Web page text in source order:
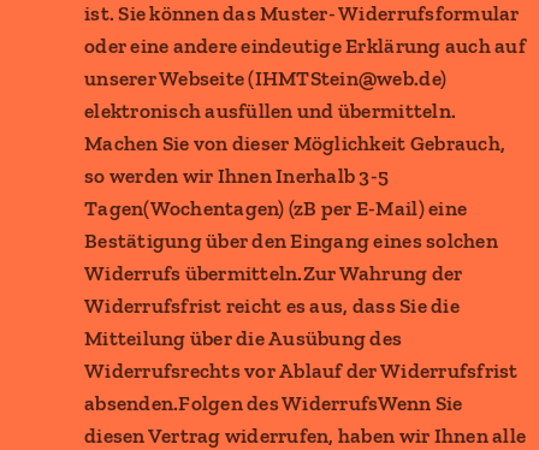
ist. Sie können das Muster- Widerrufsformular
oder eine andere eindeutige Erklärung auch auf
unserer Webseite (IHMTStein@web.de)
elektronisch ausfüllen und übermitteln.
Machen Sie von dieser Möglichkeit Gebrauch,
so werden wir Ihnen Inerhalb 3-5
Tagen(Wochentagen) (zB per E-Mail) eine
Bestätigung über den Eingang eines solchen
Widerrufs übermitteln.Zur Wahrung der
Widerrufsfrist reicht es aus, dass Sie die
Mitteilung über die Ausübung des
Widerrufsrechts vor Ablauf der Widerrufsfrist
absenden.Folgen des WiderrufsWenn Sie
diesen Vertrag widerrufen, haben wir Ihnen alle